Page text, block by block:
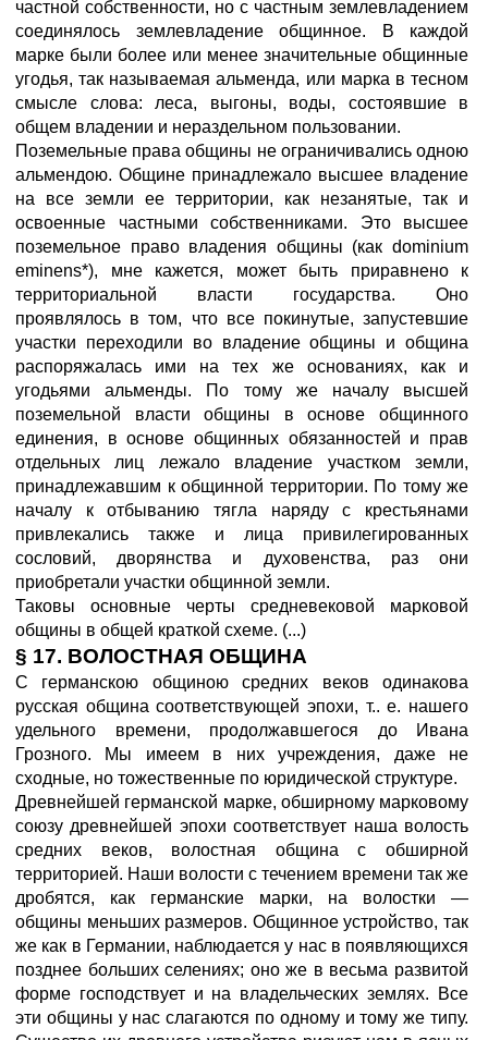
частной собственности, но с частным землевладением
соединялось землевладение общинное. В каждой
марке были более или менее значительные общинные
угодья, так называемая альменда, или марка в тесном
смысле слова: леса, выгоны, воды, состоявшие в
общем владении и нераздельном пользовании.
Поземельные права общины не ограничивались одною
альмендою. Общине принадлежало высшее владение
на все земли ее территории, как незанятые, так и
освоенные частными собственниками. Это высшее
поземельное право владения общины (как dominium
eminens*), мне кажется, может быть приравнено к
территориальной власти государства. Оно
проявлялось в том, что все покинутые, запустевшие
участки переходили во владение общины и община
распоряжалась ими на тех же основаниях, как и
угодьями альменды. По тому же началу высшей
поземельной власти общины в основе общинного
единения, в основе общинных обязанностей и прав
отдельных лиц лежало владение участком земли,
принадлежавшим к общинной территории. По тому же
началу к отбыванию тягла наряду с крестьянами
привлекались также и лица привилегированных
сословий, дворянства и духовенства, раз они
приобретали участки общинной земли.
Таковы основные черты средневековой марковой
общины в общей краткой схеме. (...)
§ 17. ВОЛОСТНАЯ ОБЩИНА
С германскою общиною средних веков одинакова
русская община соответствующей эпохи, т.. е. нашего
удельного времени, продолжавшегося до Ивана
Грозного. Мы имеем в них учреждения, даже не
сходные, но тожественные по юридической структуре.
Древнейшей германской марке, обширному марковому
союзу древнейшей эпохи соответствует наша волость
средних веков, волостная община с обширной
территорией. Наши волости с течением времени так же
дробятся, как германские марки, на волостки —
общины меньших размеров. Общинное устройство, так
же как в Германии, наблюдается у нас в появляющихся
позднее больших селениях; оно же в весьма развитой
форме господствует и на владельческих землях. Все
эти общины у нас слагаются по одному и тому же типу.